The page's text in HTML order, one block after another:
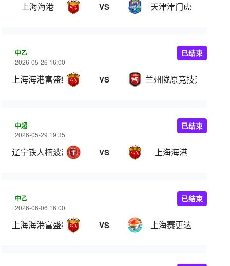
上海海港 VS 天津津门虎
中乙
2026-05-26 16:00
上海海港富盛经开 VS 兰州陇原竞技天佑德
已结束
中超
2026-05-29 19:35
辽宁铁人楠波湾 VS 上海海港
已结束
中乙
2026-06-06 16:00
上海海港富盛经开 VS 上海赛更达
已结束